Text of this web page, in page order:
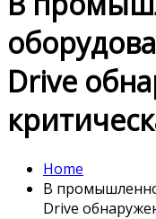
Drive
Home
В
Drive